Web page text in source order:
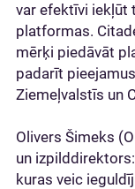
var efektīvi iekļūt
platformas.
mērķi piedāvāt
padarīt
Ziemeļvalstīs un
Olivers Šimeks
un
kuras veic